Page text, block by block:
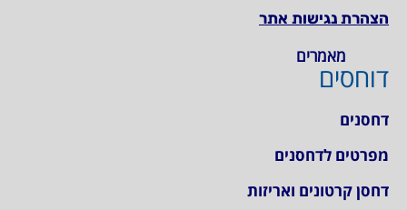
הצהרת נגישות אתר
מאמרים
דוחסים
דחסנים
מפרטים לדחסנים
דחסן קרטונים ואריזות